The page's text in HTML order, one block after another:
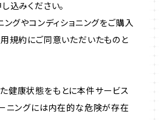
込みください。
ングやコンディショニングをご購入
規約にご同意いただいたものと
健康状態をもとに本件サービス
ニングには内在的な危険が存在